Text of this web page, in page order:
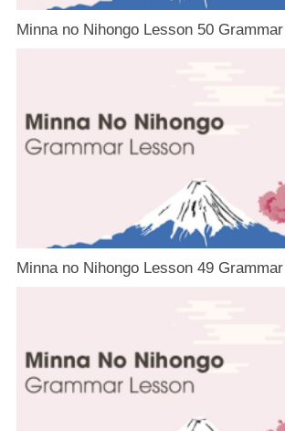
Minna no Nihongo Lesson 50 Grammar
Minna no Nihongo Lesson 49 Grammar